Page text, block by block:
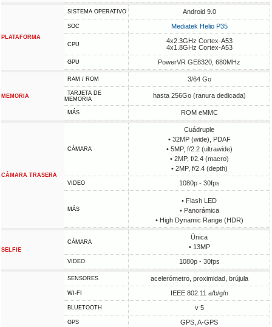
PLATAFORMA
SISTEMA OPERATIVO Android 9.0
SOC Mediatek Helio P35
CPU
4x2.3GHz Cortex-A53
4x1.8GHz Cortex-A53
GPU PowerVR GE8320, 680MHz
MEMORIA
RAM / ROM 3/64 Go
TARJETA DE
MEMORIA
hasta 256Go (ranura dedicada)
MÁS ROM eMMC
CÁMARA TRASERA
CÁMARA
Cuádruple
• 32MP (wide), PDAF
• 5MP, f/2.2 (ultrawide)
• 2MP, f/2.4 (macro)
• 2MP, f/2.4 (depth)
VIDEO 1080p - 30fps
MÁS
• Flash LED
• Panorámica
• High Dynamic Range (HDR)
SELFIE
CÁMARA
Única
• 13MP
VIDEO 1080p - 30fps
SENSORES acelerómetro, proximidad, brújula
WI-FI IEEE 802.11 a/b/g/n
BLUETOOTH v 5
GPS GPS, A-GPS